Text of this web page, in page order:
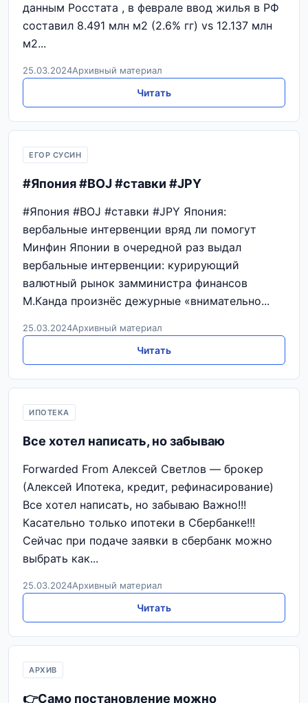
данным Росстата , в феврале ввод жилья в РФ
составил 8.491 млн м2 (2.6% гг) vs 12.137 млн
м2...
25.03.2024Архивный материал
Читать
ЕГОР СУСИН
#Япония #BOJ #ставки #JPY
#Япония #BOJ #ставки #JPY Япония:
вербальные интервенции вряд ли помогут
Минфин Японии в очередной раз выдал
вербальные интервенции: курирующий
валютный рынок замминистра финансов
М.Канда произнёс дежурные «внимательно...
25.03.2024Архивный материал
Читать
ИПОТЕКА
Все хотел написать, но забываю
Forwarded From Алексей Светлов — брокер
(Алексей Ипотека, кредит, рефинасирование)
Все хотел написать, но забываю Важно!!!
Касательно только ипотеки в Сбербанке!!!
Сейчас при подаче заявки в сбербанк можно
выбрать как...
25.03.2024Архивный материал
Читать
АРХИВ
👉Само постановление можно